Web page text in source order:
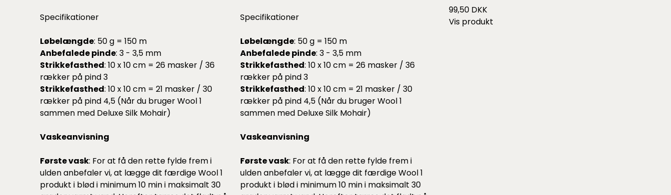
Specifikationer
Løbelængde: 50 g = 150 m
Anbefalede pinde: 3 - 3,5 mm
Strikkefasthed: 10 x 10 cm = 26 masker / 36
rækker på pind 3
Strikkefasthed: 10 x 10 cm = 21 masker / 30
rækker på pind 4,5 (Når du bruger Wool 1
sammen med Deluxe Silk Mohair)
Vaskeanvisning
Første vask: For at få den rette fylde frem i
ulden anbefaler vi, at lægge dit færdige Wool 1
produkt i blød i minimum 10 min i maksimalt 30
Specifikationer
Løbelængde: 50 g = 150 m
Anbefalede pinde: 3 - 3,5 mm
Strikkefasthed: 10 x 10 cm = 26 masker / 36
rækker på pind 3
Strikkefasthed: 10 x 10 cm = 21 masker / 30
rækker på pind 4,5 (Når du bruger Wool 1
sammen med Deluxe Silk Mohair)
Vaskeanvisning
Første vask: For at få den rette fylde frem i
ulden anbefaler vi, at lægge dit færdige Wool 1
produkt i blød i minimum 10 min i maksimalt 30
99,50 DKK
Vis produkt